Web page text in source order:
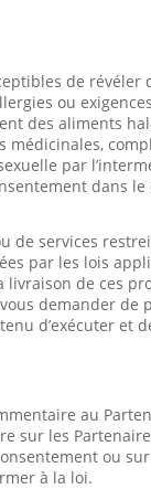
de révéler
ou
des aliments
médicinales,
par
dans le
de services
par les lois
de ces
demander de
d’exécuter et
au
sur les
ou
à la loi.